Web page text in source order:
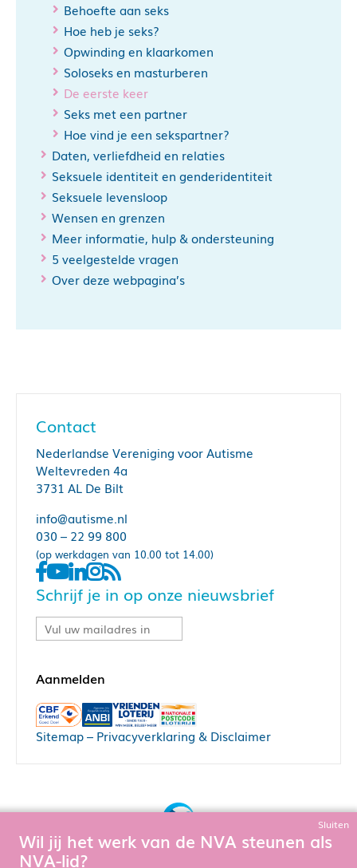
e
en grenzen
Behoefte aan seks
Hoe heb je seks?
Opwinding en klaarkomen
Soloseks en masturberen
De eerste keer
Seks met een partner
Hoe vind je een sekspartner?
Daten, verliefdheid en relaties
Seksuele identiteit en genderidentiteit
Seksuele levensloop
Wensen en grenzen
Meer informatie, hulp & ondersteuning
5 veelgestelde vragen
Over deze webpagina’s
Contact
Nederlandse Vereniging voor Autisme
Weltevreden 4a
3731 AL De Bilt
info@autisme.nl
030 – 22 99 800
(op werkdagen van 10.00 tot 14.00)
Schrijf je in op onze nieuwsbrief
Sitemap– Privacyverklaring & Disclaimer
Sluiten
Wil jij het werk van de NVA steunen als
NVA-lid?